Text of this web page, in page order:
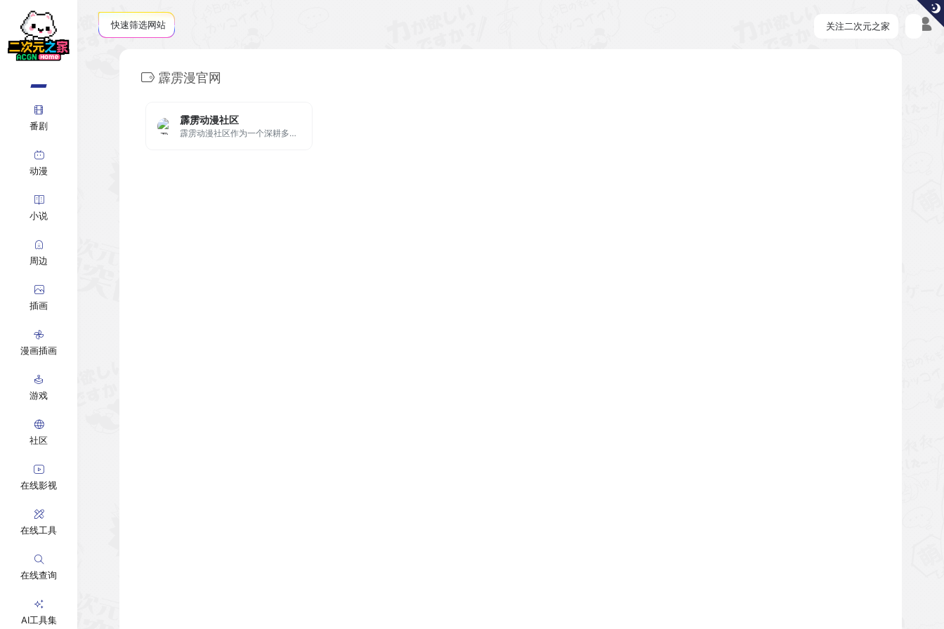
番剧
动漫
小说
周边
插画
漫画插画
游戏
社区
在线影视
在线工具
在线查询
AI工具集
快速筛选网站 关注二次元之家
霹雳漫官网
霹雳动漫社区
霹雳动漫社区作为一个深耕多年的二次元聚集平台，不仅构建了丰富的ACG内容体系，也为广大动漫迷、创作者和爱好者提供了一个充满活力的互动社区。